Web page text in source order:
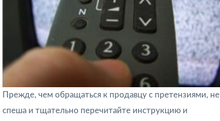
Прежде, чем обращаться к продавцу с претензиями, не
спеша и тщательно перечитайте инструкцию и